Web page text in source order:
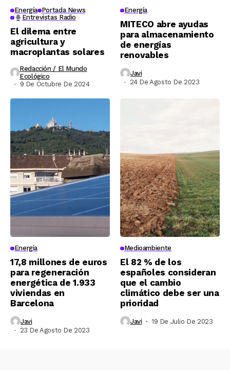
Energía Portada News
Entrevistas Radio
El dilema entre
agricultura y
macroplantas solares
Redacción / El Mundo
Ecológico
9 De Octubre De 2024
Energía
MITECO abre ayudas
para almacenamiento
de energías
renovables
Javi
24 De Agosto De 2023
Energía
17,8 millones de euros
para regeneración
energética de 1.933
viviendas en
Barcelona
Javi
23 De Agosto De 2023
Medioambiente
El 82 % de los
españoles consideran
que el cambio
climático debe ser una
prioridad
Javi 19 De Julio De 2023